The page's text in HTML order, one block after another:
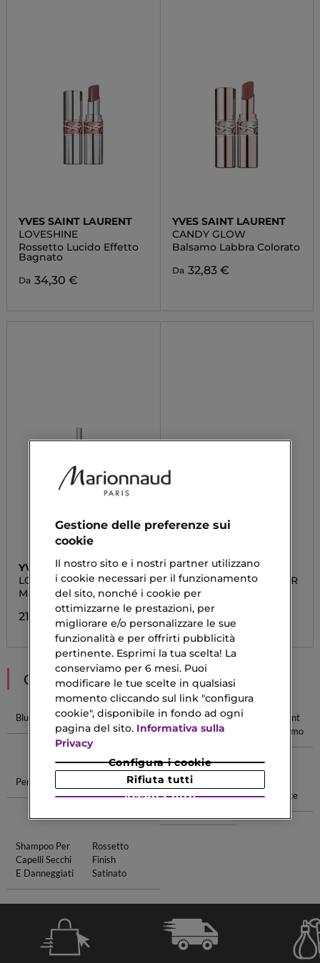
YVES SAINT LAURENT
LOVESHINE
Rossetto Lucido Effetto
Bagnato
Da 34,30 €
YVES SAINT LAURENT
CANDY GLOW
Balsamo Labbra Colorato
Da 32,83 €
YVES SAINT LAURENT
LOVENUDE KISS SHAPER
Matita Labbra
21,00 €
YVES SAINT LAURENT
ALL HOURSHYPER BLUR
Cipria in Polvere Libera
73,90 €
CONSIGLIATI PER TE
Blush Dior Blush Essence
Yves Saint
Laurent
Profumi Saint
Laurent Uomo
Pennello Blush
Protezione
Solare Alta
Crema Viso
Pelle Con
Donna Dolce
Shampoo Per
Capelli Secchi
E Danneggiati
Rossetto
Finish
Satinato
Gestione delle preferenze sui
cookie
Il nostro sito e i nostri partner utilizzano
i cookie necessari per il funzionamento
del sito, nonché i cookie per
ottimizzarne le prestazioni, per
migliorare e/o personalizzare le sue
funzionalità e per offrirti pubblicità
pertinente. Esprimi la tua scelta! La
conserviamo per 6 mesi. Puoi
modificare le tue scelte in qualsiasi
momento cliccando sul link "configura
cookie", disponibile in fondo ad ogni
pagina del sito. Informativa sulla
Privacy
Configura i cookie
Rifiuta tutti
Accetta tutti